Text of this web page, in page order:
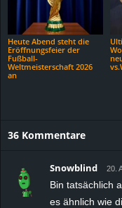
Heute Abend steht die
Eröffnungsfeier der
Fußball-
Weltmeisterschaft 2026
an
36 Kommentare
Snowblind 20.
Bin tatsächlich
es ähnlich wie